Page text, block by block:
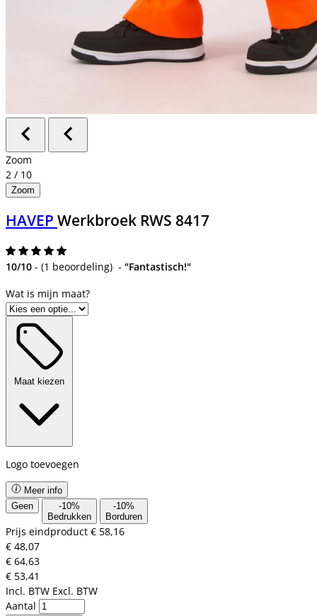
Zoom
2 / 10
Zoom
HAVEP Werkbroek RWS 8417
10/10 - (1 beoordeling) - "Fantastisch!"
Maat kiezen
Logo toevoegen
Meer info
Geen
-10%
Bedrukken
-10%
Borduren
Prijs eindproduct € 58,16
€ 48,07
€ 64,63
€ 53,41
Incl. BTW Excl. BTW
Aantal